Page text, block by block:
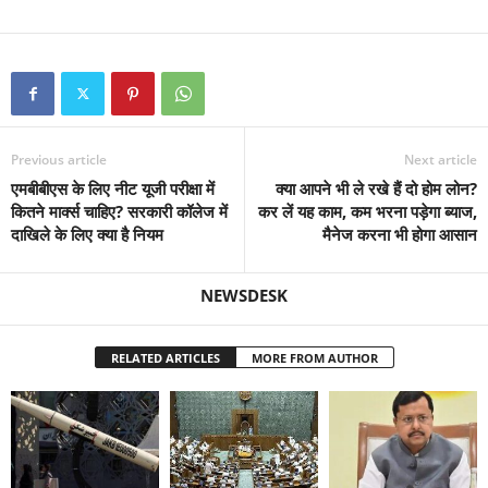
Previous article
एमबीबीएस के लिए नीट यूजी परीक्षा में
कितने मार्क्स चाहिए? सरकारी कॉलेज में
दाखिले के लिए क्या है नियम
Next article
क्‍या आपने भी ले रखे हैं दो होम लोन?
कर लें यह काम, कम भरना पड़ेगा ब्‍याज,
मैनेज करना भी होगा आसान
NEWSDESK
RELATED ARTICLES MORE FROM AUTHOR